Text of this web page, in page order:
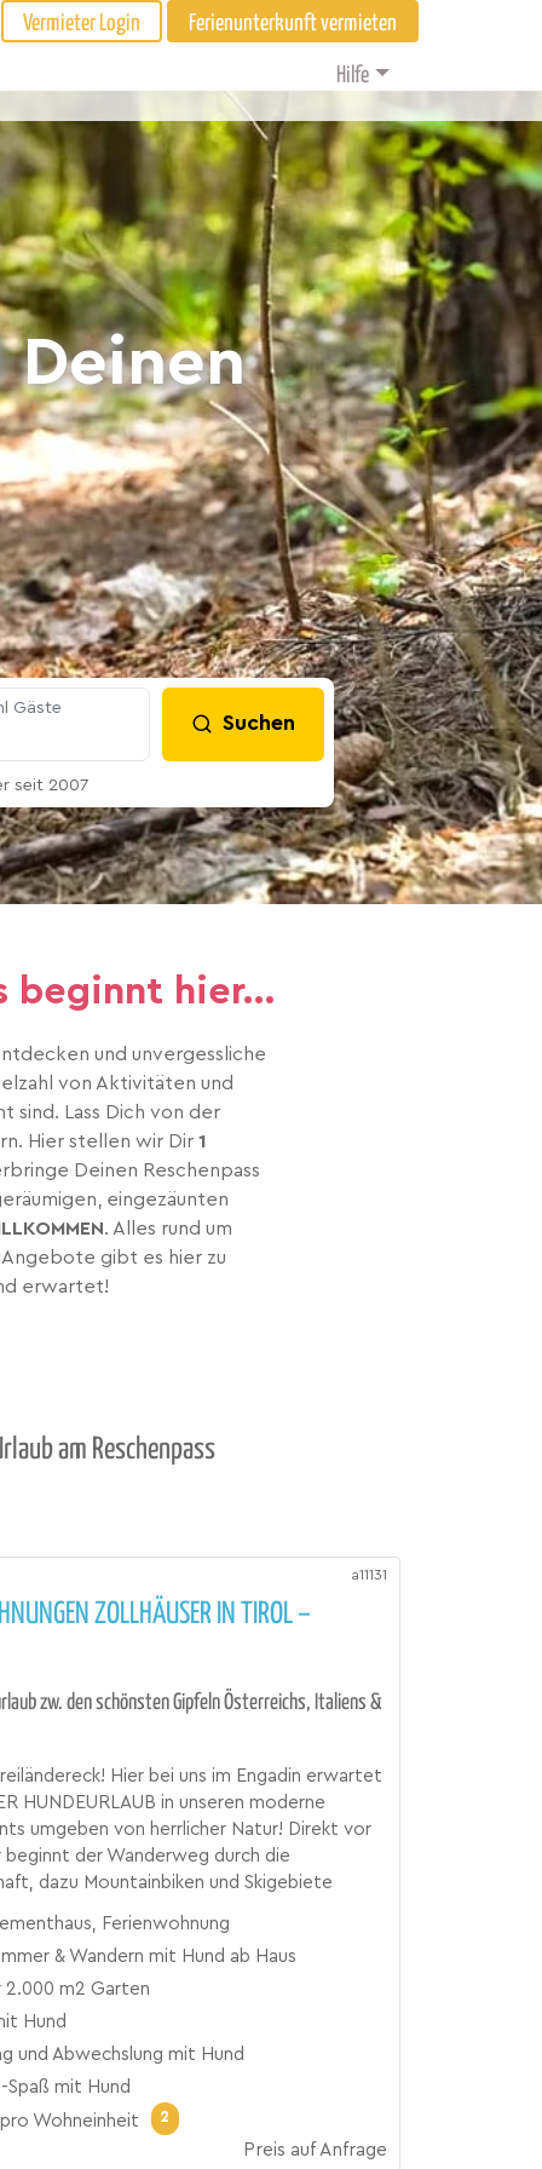
Vermieter Login Ferienunterkunft vermieten
Hilfe
Deinen
Gäste
Suchen
seit 2007
beginnt hier...
und unvergessliche
von Aktivitäten und
sind. Lass Dich von der
Hier stellen wir Dir 1
Deinen Reschenpass
eingezäunten
. Alles rund um
gibt es hier zu
erwartet!
am Reschenpass
a11131
ZOLLHÄUSER IN TIROL –
zw. den schönsten Gipfeln Österreichs, Italiens &
Hier bei uns im Engadin erwartet
HUNDEURLAUB in unseren moderne
umgeben von herrlicher Natur! Direkt vor
beginnt der Wanderweg durch die
dazu Mountainbiken und Skigebiete
Ferienwohnung
& Wandern mit Hund ab Haus
2.000 m2 Garten
Hund
und Abwechslung mit Hund
Spaß mit Hund
Wohneinheit
2
Preis auf Anfrage